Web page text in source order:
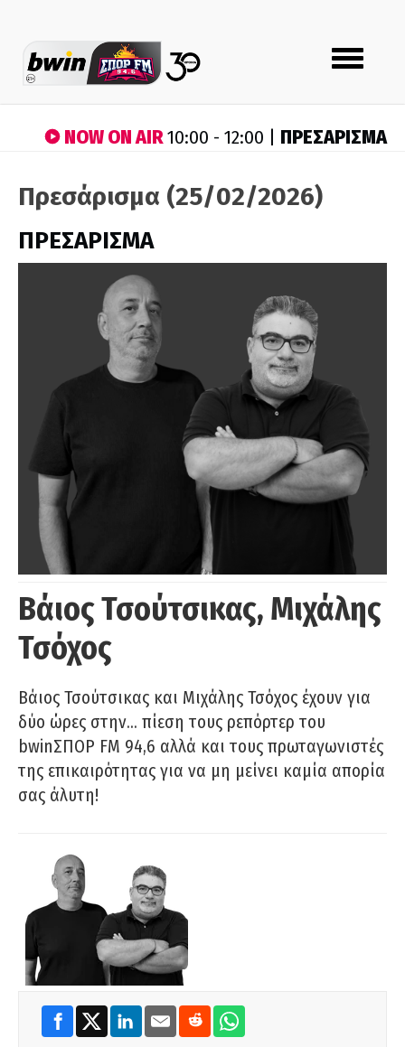
Toggle
navigation
NOW ON AIR10:00 - 12:00 | ΠΡΕΣΑΡΙΣΜΑ
Πρεσάρισμα (25/02/2026)
ΠΡΕΣΑΡΙΣΜΑ
Βάιος Τσούτσικας, Μιχάλης
Τσόχος
Βάιος Τσούτσικας και Μιχάλης Τσόχος έχουν για
δύο ώρες στην… πίεση τους ρεπόρτερ του
bwinΣΠΟΡ FM 94,6 αλλά και τους πρωταγωνιστές
της επικαιρότητας για να μη μείνει καμία απορία
σας άλυτη!